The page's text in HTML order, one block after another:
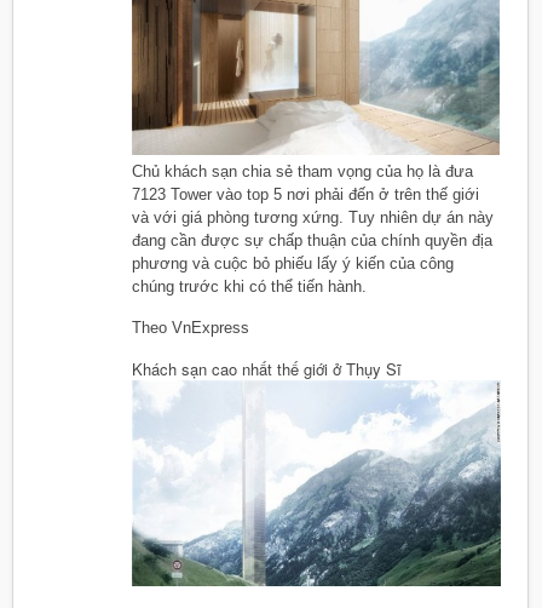
Chủ khách sạn chia sẻ tham vọng của họ là đưa
7123 Tower vào top 5 nơi phải đến ở trên thế giới
và với giá phòng tương xứng. Tuy nhiên dự án này
đang cần được sự chấp thuận của chính quyền địa
phương và cuộc bỏ phiếu lấy ý kiến của công
chúng trước khi có thể tiến hành.
Theo VnExpress
Khách sạn cao nhất thế giới ở Thụy Sĩ